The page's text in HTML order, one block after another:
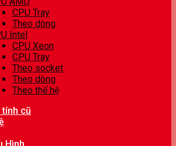
CPU Tray
Theo dòng
Intel
CPU Xeon
CPU Tray
Theo socket
Theo dòng
Theo thế hệ
tính cũ